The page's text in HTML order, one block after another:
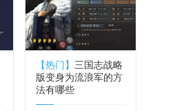
【热门】 三国志战略
版变身为流浪军的方
法有哪些